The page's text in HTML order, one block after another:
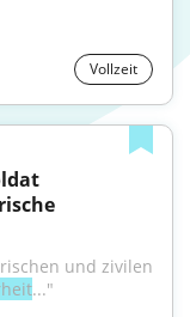
Vollzeit
und zivilen
..."